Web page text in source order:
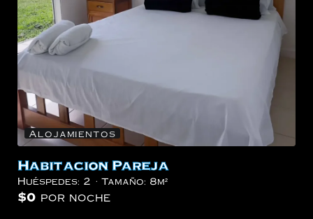
Alojamientos
Habitacion Pareja
Huéspedes: 2 Tamaño: 8m²
$0 por noche